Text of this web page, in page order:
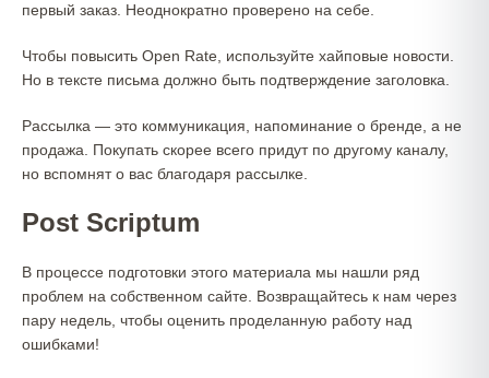
первый заказ. Неоднократно проверено на себе.
Чтобы повысить Open Rate, используйте хайповые новости.
Но в тексте письма должно быть подтверждение заголовка.
Рассылка — это коммуникация, напоминание о бренде, а не
продажа. Покупать скорее всего придут по другому каналу,
но вспомнят о вас благодаря рассылке.
Post Scriptum
В процессе подготовки этого материала мы нашли ряд
проблем на собственном сайте. Возвращайтесь к нам через
пару недель, чтобы оценить проделанную работу над
ошибками!